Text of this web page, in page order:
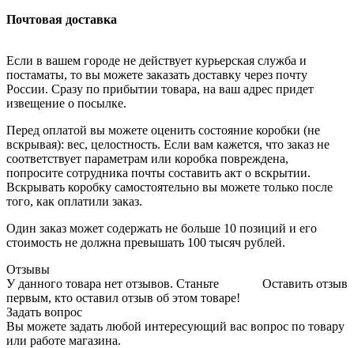
Почтовая доставка
Если в вашем городе не действует курьерская служба и
постаматы, то вы можете заказать доставку через почту
России. Сразу по прибытии товара, на ваш адрес придет
извещение о посылке.
Перед оплатой вы можете оценить состояние коробки (не
вскрывая): вес, целостность. Если вам кажется, что заказ не
соответствует параметрам или коробка повреждена,
попросите сотрудника почты составить акт о вскрытии.
Вскрывать коробку самостоятельно вы можете только после
того, как оплатили заказ.
Один заказ может содержать не больше 10 позиций и его
стоимость не должна превышать 100 тысяч рублей.
Отзывы
Оставить отзыв
У данного товара нет отзывов. Станьте
первым, кто оставил отзыв об этом товаре!
Задать вопрос
Вы можете задать любой интересующий вас вопрос по товару
или работе магазина.